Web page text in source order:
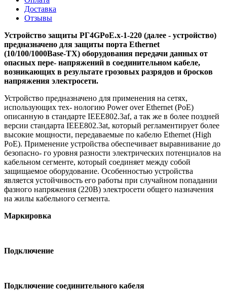
Доставка
Отзывы
Устройство защиты РГ4GPoE.x-1-220 (далее - устройство)
предназначено для защиты порта Ethernet
(10/100/1000Base-TX) оборудования передачи данных от
опасных пере- напряжений в соединительном кабеле,
возникающих в результате грозовых разрядов и бросков
напряжения электросети.
Устройство предназначено для применения на сетях,
использующих тех- нологию Power over Ethernet (PoE)
описанную в стандарте IEEE802.3af, а так же в более поздней
версии стандарта IEEE802.3at, который регламентирует более
высокие мощности, передаваемые по кабелю Ethernet (High
PoE). Применение устройства обеспечивает выравнивание до
безопасно- го уровня разности электрических потенциалов на
кабельном сегменте, который соединяет между собой
защищаемое оборудование. Особенностью устройства
является устойчивость его работы при случайном попадании
фазного напряжения (220В) электросети общего назначения
на жилы кабельного сегмента.
Маркировка
Подключение
Подключение соединительного кабеля